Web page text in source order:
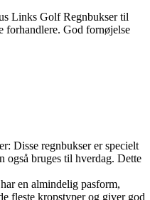
Links Golf Regnbukser til
forhandlere. God fornøjelse
Disse regnbukser er specielt
også bruges til hverdag. Dette
en almindelig pasform,
fleste kropstyper og giver god